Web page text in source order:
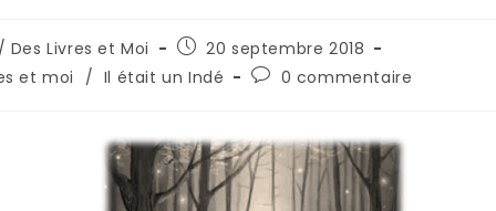
Des Livres et Moi
Publication
publiée :
20 septembre 2018
et moi / Il était un Indé
Commentaires
publication :
0 commentaire